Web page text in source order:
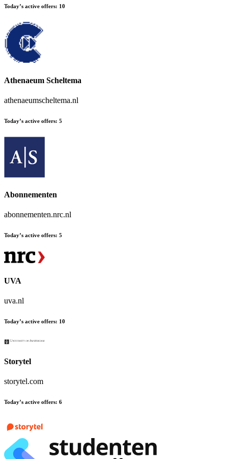
Today’s active offers: 10
Athenaeum Scheltema
athenaeumscheltema.nl
Today’s active offers: 5
Abonnementen
abonnementen.nrc.nl
Today’s active offers: 5
UVA
uva.nl
Today’s active offers: 10
Storytel
storytel.com
Today’s active offers: 6